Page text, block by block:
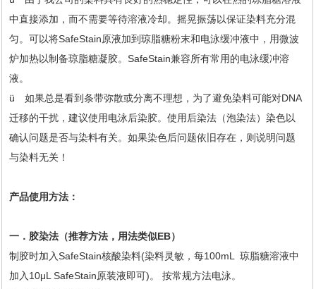
中直接添加，而不需要等待溶液冷却。摇晃振荡以保证染料充分混
匀。可以将SafeStain原液加到琼脂糖粉末和电泳缓冲液中，用微波
炉加热以制备琼脂糖凝胶。SafeStain兼容所有常用的电泳缓冲溶
液。
ü 如果总是看到条带弥散或分离不理想，为了避免染料可能对DNA
迁移的干扰，建议使用电泳后染胶。使用后染法（泡染法）染色以
确认问题是否与染料有关。如果染色后问题依旧存在，则说明问题
与染料无关！
产品使用方法：
一．胶染法（推荐方法，用法类似EB）
制胶时加入SafeStain核酸染料(染料灵敏，每100mL 琼脂糖溶液中
加入10μL SafeStain原装液即可)。 按常规方法电泳。